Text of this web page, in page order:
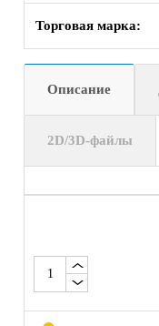
Торговая марка:
Описание
2D/3D-файлы